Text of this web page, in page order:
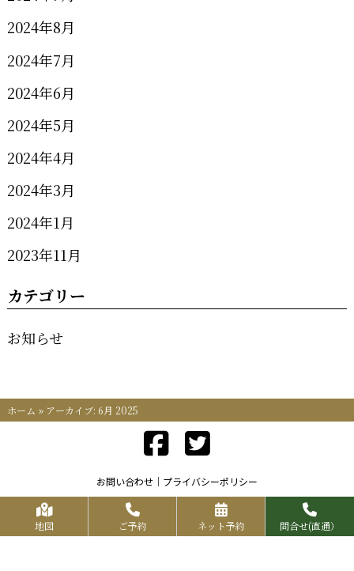
2024年8月
2024年7月
2024年6月
2024年5月
2024年4月
2024年3月
2024年1月
2023年11月
カテゴリー
お知らせ
ホーム » アーカイブ: 6月 2025
お問い合わせ プライバシーポリシー
Copyrights KR FOOD SERVICE All Rights Reserved.
地図 ご予約 ネット予約 問合せ(直通）